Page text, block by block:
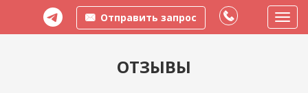
Отправить запрос
меню
ОТЗЫВЫ